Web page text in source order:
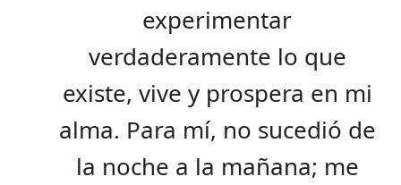
experimentar
verdaderamente lo que
existe, vive y prospera en mi
alma. Para mí, no sucedió de
la noche a la mañana; me